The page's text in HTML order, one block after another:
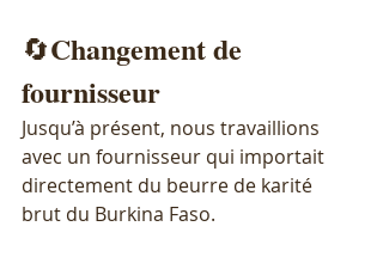
🔄Changementde
fournisseur
Jusqu’à présent, nous travaillions
avec un fournisseur qui importait
directement du beurre de karité
brut du Burkina Faso.